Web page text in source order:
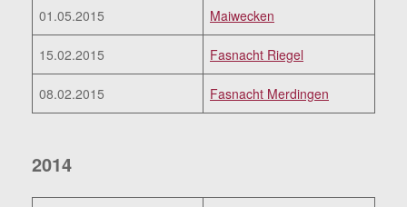
01.05.2015 Maiwecken
15.02.2015 Fasnacht Riegel
08.02.2015 Fasnacht Merdingen
2014